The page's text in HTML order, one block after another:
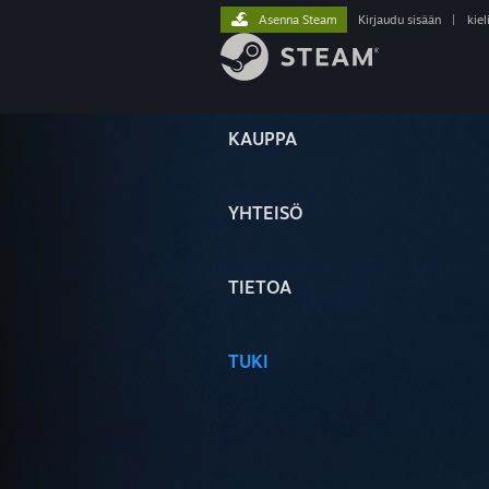
KAUPPA
YHTEISÖ
TIETOA
TUKI
Asenna Steam Kirjaudu sisään kieli